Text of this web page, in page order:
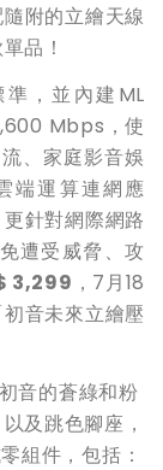
附的立繪天線
品！
，並內建ML
Mbps，使
、家庭影音娛
端運算連網應
針對網際網路
遭受威脅、攻
3,299 ，7月18
音未來立繪壓
音的蒼綠和粉
及跳色腳座，
組件，包括：